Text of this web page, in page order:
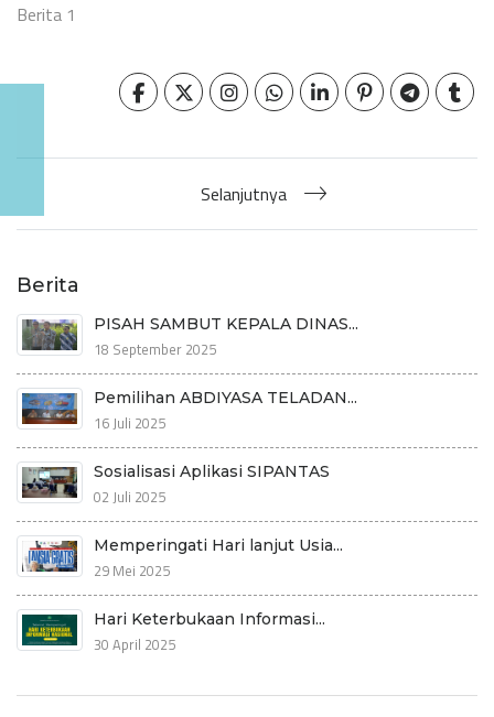
Berita 1
Selanjutnya
Berita
PISAH SAMBUT KEPALA DINAS...
18 September 2025
Pemilihan ABDIYASA TELADAN...
16 Juli 2025
Sosialisasi Aplikasi SIPANTAS
02 Juli 2025
Memperingati Hari lanjut Usia...
29 Mei 2025
Hari Keterbukaan Informasi...
30 April 2025